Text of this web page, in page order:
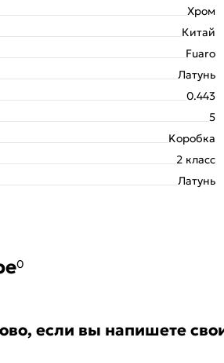
Хром
Китай
Fuaro
Латунь
0.443
5
Kоробка
2 класс
Латунь
0
если вы напишете